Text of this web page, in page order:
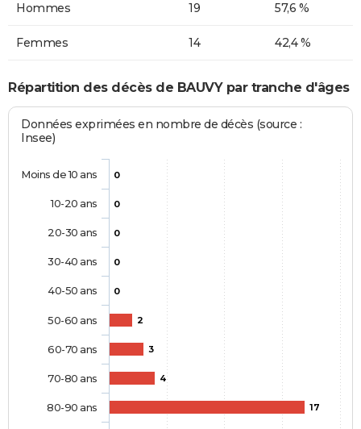
Hommes 19 57,6 %
Femmes 14 42,4 %
Répartition des décès de BAUVY par tranche d'âges
Données exprimées en nombre de décès (source :
Insee)
0
0
0
0
0
2
3
4
17
Moins de 10 ans
10-20 ans
20-30 ans
30-40 ans
40-50 ans
50-60 ans
60-70 ans
70-80 ans
80-90 ans